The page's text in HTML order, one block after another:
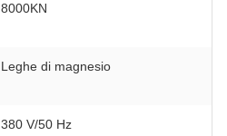
8000KN
Leghe di magnesio
380 V/50 Hz